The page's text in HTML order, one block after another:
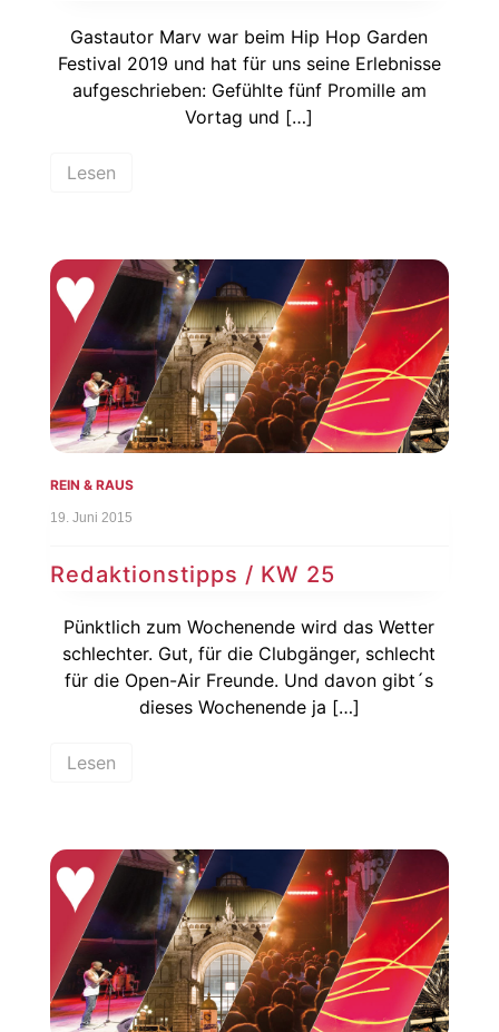
Gastautor Marv war beim Hip Hop Garden
Festival 2019 und hat für uns seine Erlebnisse
aufgeschrieben: Gefühlte fünf Promille am
Vortag und […]
Lesen
REIN & RAUS
19. Juni 2015
Redaktionstipps / KW 25
Pünktlich zum Wochenende wird das Wetter
schlechter. Gut, für die Clubgänger, schlecht
für die Open-Air Freunde. Und davon gibt´s
dieses Wochenende ja […]
Lesen